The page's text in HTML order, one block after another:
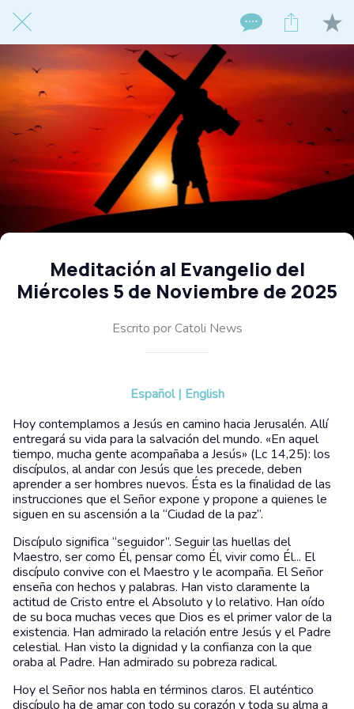
Meditación al Evangelio del
Miércoles 5 de Noviembre de 2025
Escrito por Catoli News
Español | English
Hoy contemplamos a Jesús en camino hacia Jerusalén. Allí
entregará su vida para la salvación del mundo. «En aquel
tiempo, mucha gente acompañaba a Jesús» (Lc 14,25): los
discípulos, al andar con Jesús que les precede, deben
aprender a ser hombres nuevos. Ésta es la finalidad de las
instrucciones que el Señor expone y propone a quienes le
siguen en su ascensión a la “Ciudad de la paz”.
Discípulo significa “seguidor”. Seguir las huellas del
Maestro, ser como Él, pensar como Él, vivir como Él... El
discípulo convive con el Maestro y le acompaña. El Señor
enseña con hechos y palabras. Han visto claramente la
actitud de Cristo entre el Absoluto y lo relativo. Han oído
de su boca muchas veces que Dios es el primer valor de la
existencia. Han admirado la relación entre Jesús y el Padre
celestial. Han visto la dignidad y la confianza con la que
oraba al Padre. Han admirado su pobreza radical.
Hoy el Señor nos habla en términos claros. El auténtico
discípulo ha de amar con todo su corazón y toda su alma a